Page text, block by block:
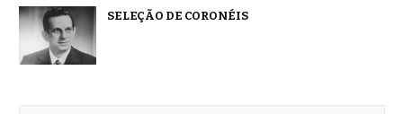
SELEÇÃO DE CORONÉIS